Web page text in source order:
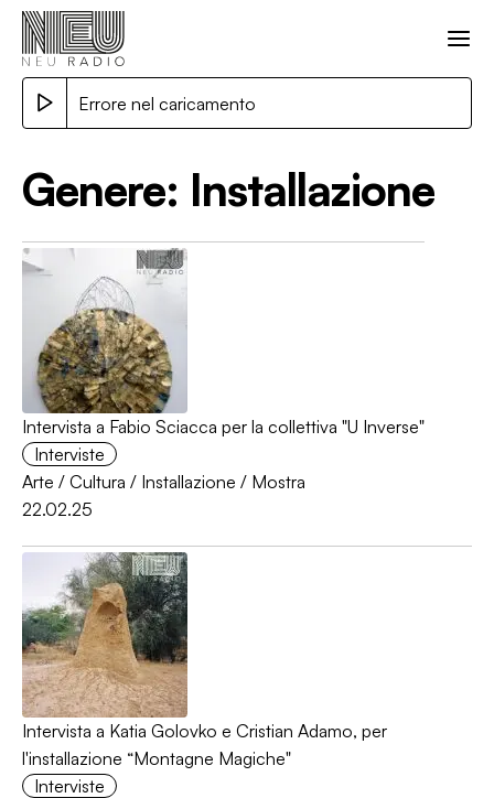
Errore nel caricamento
Genere: Installazione
Intervista a Fabio Sciacca per la collettiva "U Inverse"
Interviste
Arte / Cultura / Installazione / Mostra
22.02.25
Intervista a Katia Golovko e Cristian Adamo, per
l'installazione “Montagne Magiche"
Interviste